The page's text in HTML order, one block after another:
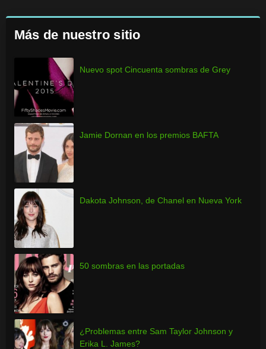
Más de nuestro sitio
Nuevo spot Cincuenta sombras de Grey
Jamie Dornan en los premios BAFTA
Dakota Johnson, de Chanel en Nueva York
50 sombras en las portadas
¿Problemas entre Sam Taylor Johnson y
Erika L. James?